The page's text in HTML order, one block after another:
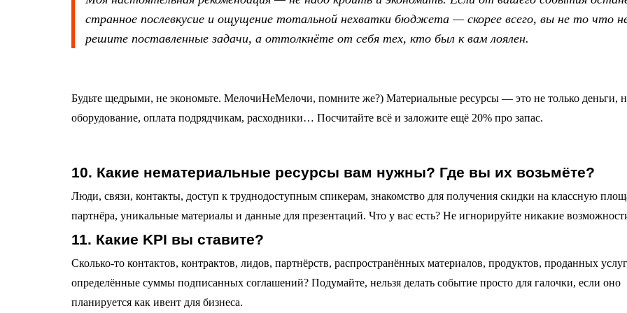
странное послевкусие и ощущение тотальной нехватки бюджета — скорее всего, вы не то что
решите поставленные задачи, а оттолкнёте от себя тех, кто был к вам лоялен.
Будьте щедрыми, не экономьте. МелочиНеМелочи, помните же?) Материальные ресурсы — это не только деньги,
оборудование, оплата подрядчикам, расходники… Посчитайте всё и заложите ещё 20% про запас.
10. Какие нематериальные ресурсы вам нужны? Где вы их возьмёте?
Люди, связи, контакты, доступ к труднодоступным спикерам, знакомство для получения скидки на классную
партнёра, уникальные материалы и данные для презентаций. Что у вас есть? Не игнорируйте никакие
11. Какие KPI вы ставите?
Сколько-то контактов, контрактов, лидов, партнёрств, распространённых материалов, продуктов, проданных
определённые суммы подписанных соглашений? Подумайте, нельзя делать событие просто для галочки, если оно
планируется как ивент для бизнеса.